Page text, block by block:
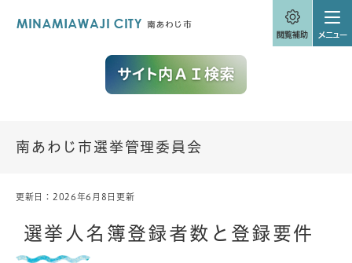
南あわじ市選挙管理委員会
本
更新日：2026年6月8日更新
選挙人名簿登録者数と登録要件